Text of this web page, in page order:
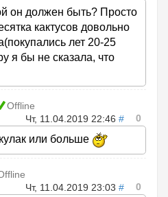
он должен быть? Просто
кактусов довольно
лет 20-25
я бы не сказала, что
Offline
Чт, 11.04.2019 22:46 # 0
или больше
Чт, 11.04.2019 23:03 # 0